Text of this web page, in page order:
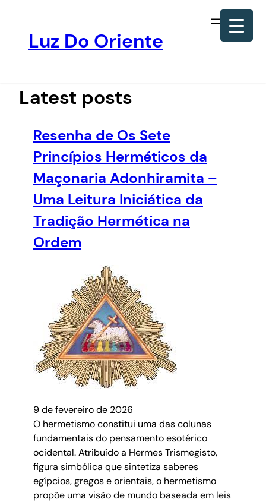
conteúdo
Luz Do Oriente
Latest posts
Resenha de Os Sete
Princípios Herméticos da
Maçonaria Adonhiramita –
Uma Leitura Iniciática da
Tradição Hermética na
Ordem
9 de fevereiro de 2026
O hermetismo constitui uma das colunas
fundamentais do pensamento esotérico
ocidental. Atribuído a Hermes Trismegisto,
figura simbólica que sintetiza saberes
egípcios, gregos e orientais, o hermetismo
propõe uma visão de mundo baseada em leis